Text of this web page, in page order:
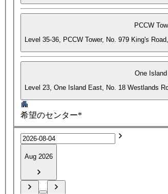
PCCW
Level 35-36, PCCW Tower, No. 979 King's
One
Level 23, One Island East, No. 18 Westlands
希望のセンター*
Aug 2026